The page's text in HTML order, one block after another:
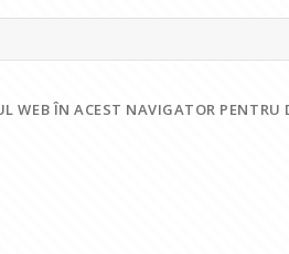
WEB ÎN ACEST NAVIGATOR